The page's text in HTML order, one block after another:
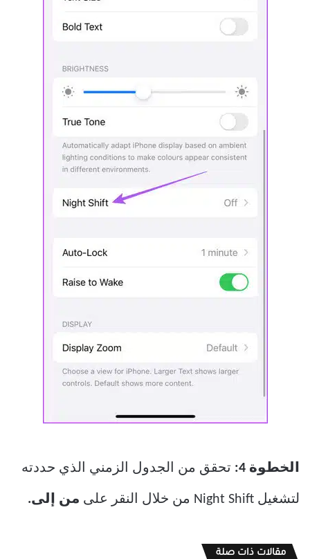
الخطوة 4: تحقق من الجدول الزمني الذي حددته
لتشغيل Night Shift من خلال النقر على من إلى.
مقالات ذات صلة